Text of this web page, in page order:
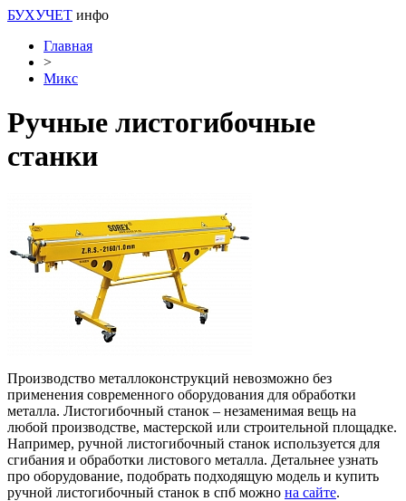
БУХУЧЕТ инфо
Главная
>
Микс
Ручные листогибочные
станки
Производство металлоконструкций невозможно без
применения современного оборудования для обработки
металла. Листогибочный станок – незаменимая вещь на
любой производстве, мастерской или строительной площадке.
Например, ручной листогибочный станок используется для
сгибания и обработки листового металла. Детальнее узнать
про оборудование, подобрать подходящую модель и купить
ручной листогибочный станок в спб можно на сайте.